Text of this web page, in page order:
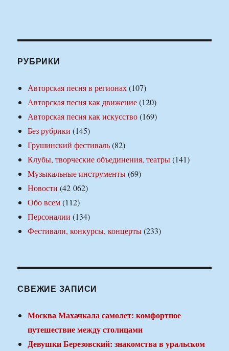
РУБРИКИ
Авторская песня в регионах(107)
Авторская песня как движение(120)
Авторская песня как искусство(169)
Без рубрики (145)
Грушинский фестиваль(82)
Клубы, творческие объединения, театры(141)
Музыкальные инструменты(69)
Новости (42 062)
Обо всем(112)
Персоналии (134)
Фестивали, конкурсы, концерты(233)
СВЕЖИЕ ЗАПИСИ
Москва Махачкала самолет: комфортное
путешествие между столицами
Девушки Березовский: знакомства в уральском